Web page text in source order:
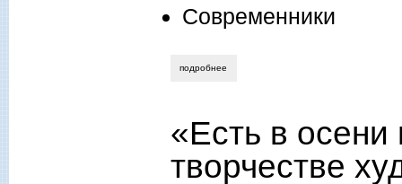
Современники
подробнее
«Есть в
творчестве